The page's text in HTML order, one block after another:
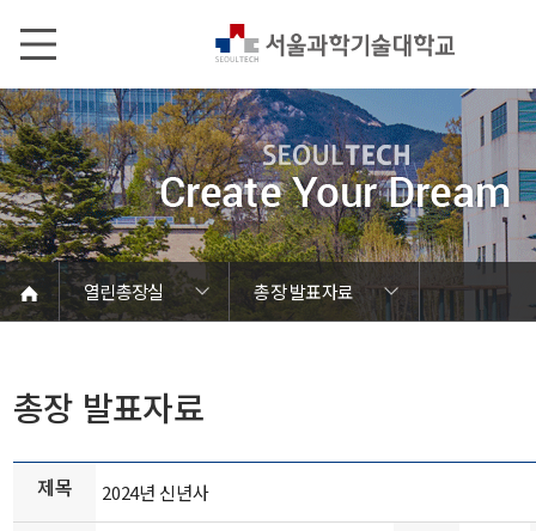
열린총장실
총장 발표자료
서울과기대 소개
열린총장실
대학현황
대학조직
대학상징
홍보관
캠퍼스 안내
학칙 및 규정
인사말
학력 및 약력
총장동정
역대총장
총장 발표자료
업무추진비
총장 발표자료
제목 2024년 신년사